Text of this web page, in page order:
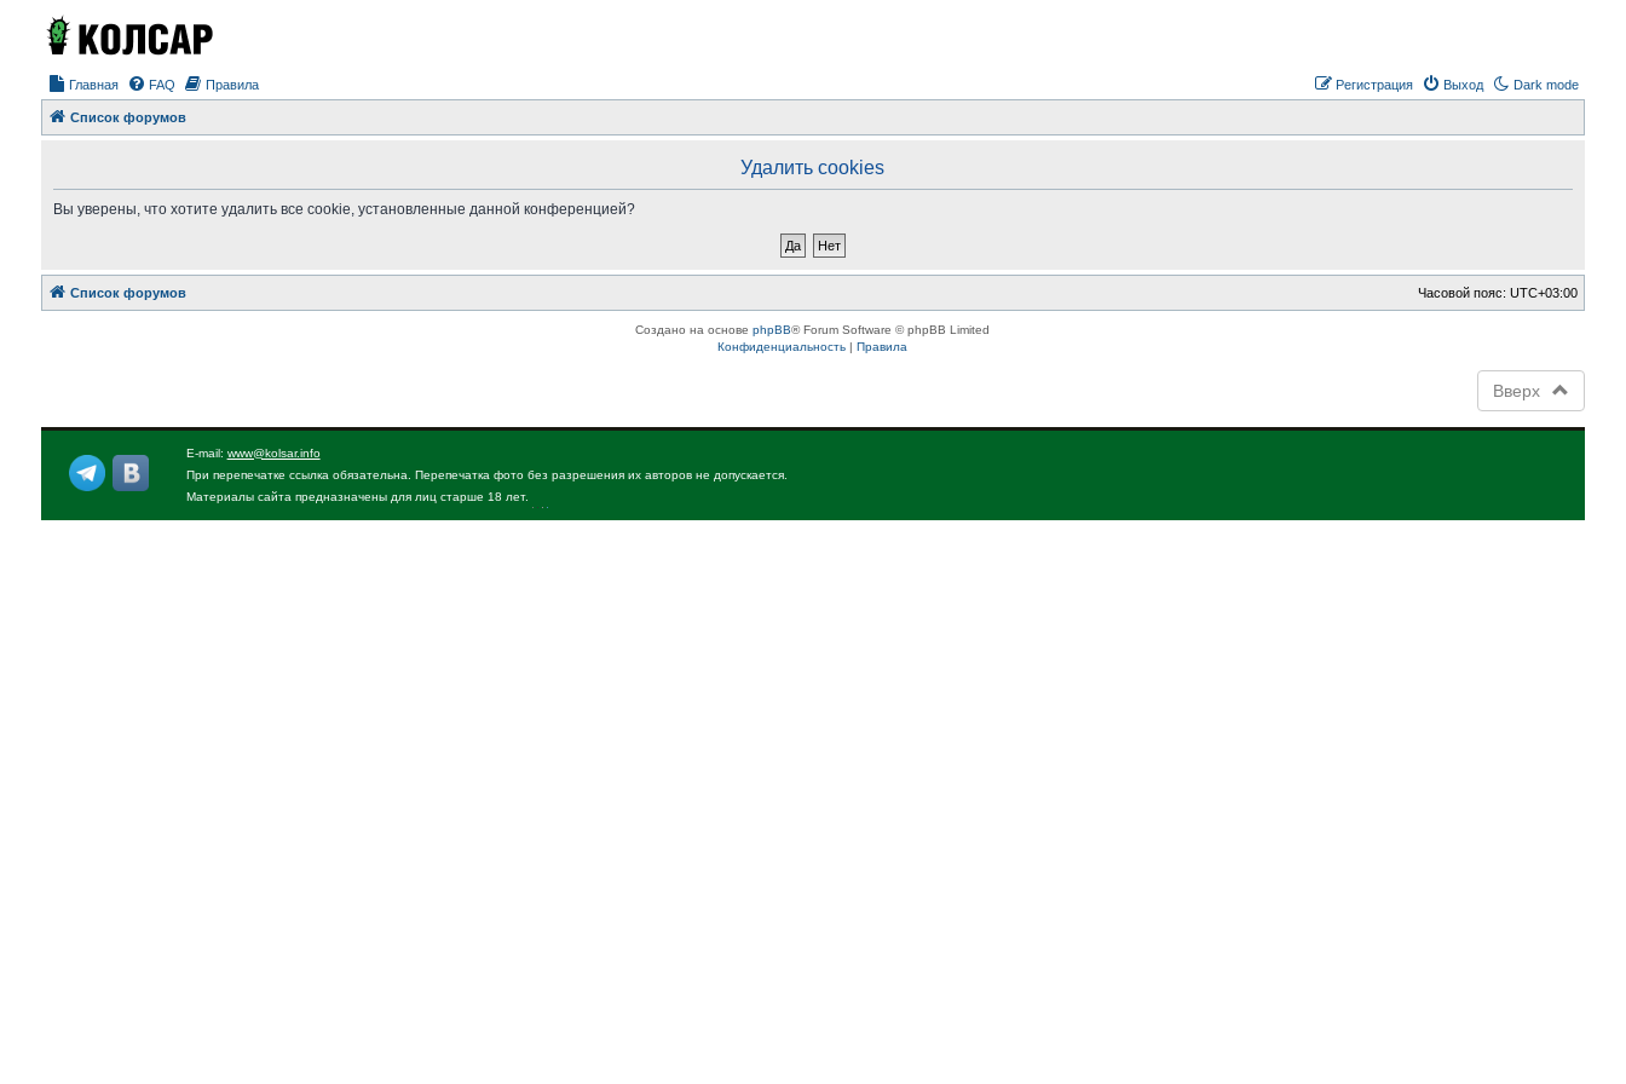
Главная Dark mode
FAQ Правила Выход
Регистрация
Список форумов
Удалить cookies
Вы уверены, что хотите удалить все cookie, установленные данной конференцией?
Список форумов Часовой пояс:UTC+03:00
Создано на основеphpBB® Forum Software © phpBB Limited
Конфиденциальность |Правила
Вверх
E-mail: www@kolsar.info
При перепечатке ссылка обязательна. Перепечатка фото без разрешения их авторов не допускается.
Материалы сайта предназначены для лиц старше 18 лет.